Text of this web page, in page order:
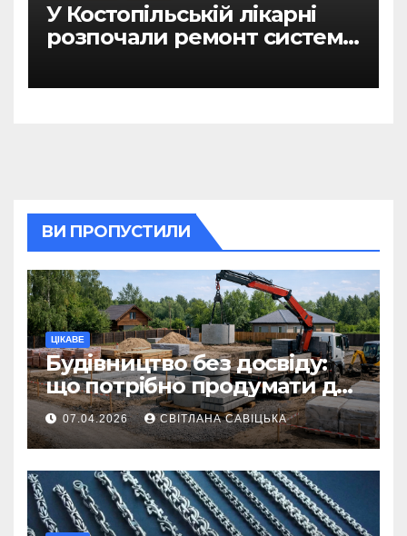
У Костопільській лікарні
розпочали ремонт системи
ВИ ПРОПУСТИЛИ
ЦІКАВЕ
Будівництво без досвіду:
що потрібно продумати до
першої доставки на
ділянку
07.04.2026 СВІТЛАНА САВІЦЬКА